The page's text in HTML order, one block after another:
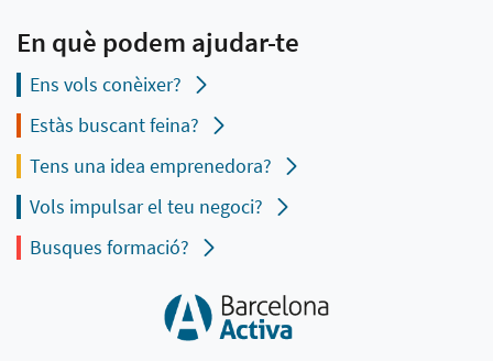
En què podem ajudar-te
Ens vols conèixer?
Estàs buscant feina?
Tens una idea emprenedora?
Vols impulsar el teu negoci?
Busques formació?